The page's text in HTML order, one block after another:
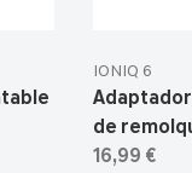
IONIQ 6
de
16,99 €